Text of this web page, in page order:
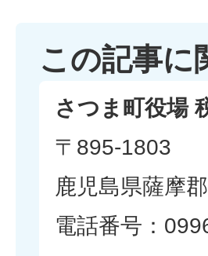
この記事に
さつま町役場
〒895-1803
鹿児島県薩摩
電話番号：